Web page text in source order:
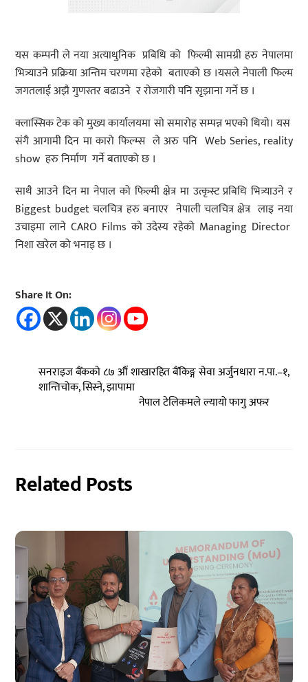
यस कम्पनी ले नया अत्याधुनिक प्रबिधि को फिल्मी सामग्री हरु नेपालमा
भित्र्याउने प्रक्रिया अन्तिम चरणमा रहेको बताएको छ ।यसले नेपाली फिल्म
जगतलाई अझै गुणस्तर बढाउने र रोजगारी पनि सृझाना गर्ने छ ।
क्लास्सिक टेक को मुख्य कार्यालयमा सो समारोह सम्पन्न भएको थियो। यस
संगै आगामी दिन मा कारो फिल्म्स ले अरु पनि Web Series, reality
show हरु निर्माण गर्ने बताएको छ ।
साथै आउने दिन मा नेपाल को फिल्मी क्षेत्र मा उत्कृस्ट प्रबिधि भित्र्याउने र
Biggest budget चलचित्र हरु बनाएर नेपाली चलचित्र क्षेत्र लाइ नया
उचाइमा लाने CARO Films को उदेस्य रहेको Managing Director
निशा खरेल को भनाइ छ ।
Share It On:
सनराइज बैंकको ८७ औं शाखारहित बैंकिङ्ग सेवा अर्जुनधारा न.पा.–१,
शान्तिचोक, सिस्ने, झापामा
नेपाल टेलिकमले ल्यायो फागु अफर
Related Posts